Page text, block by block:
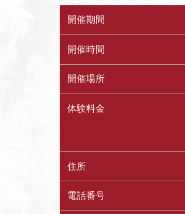
開催期間
開催時間
開催場所
体験料金
住所
電話番号